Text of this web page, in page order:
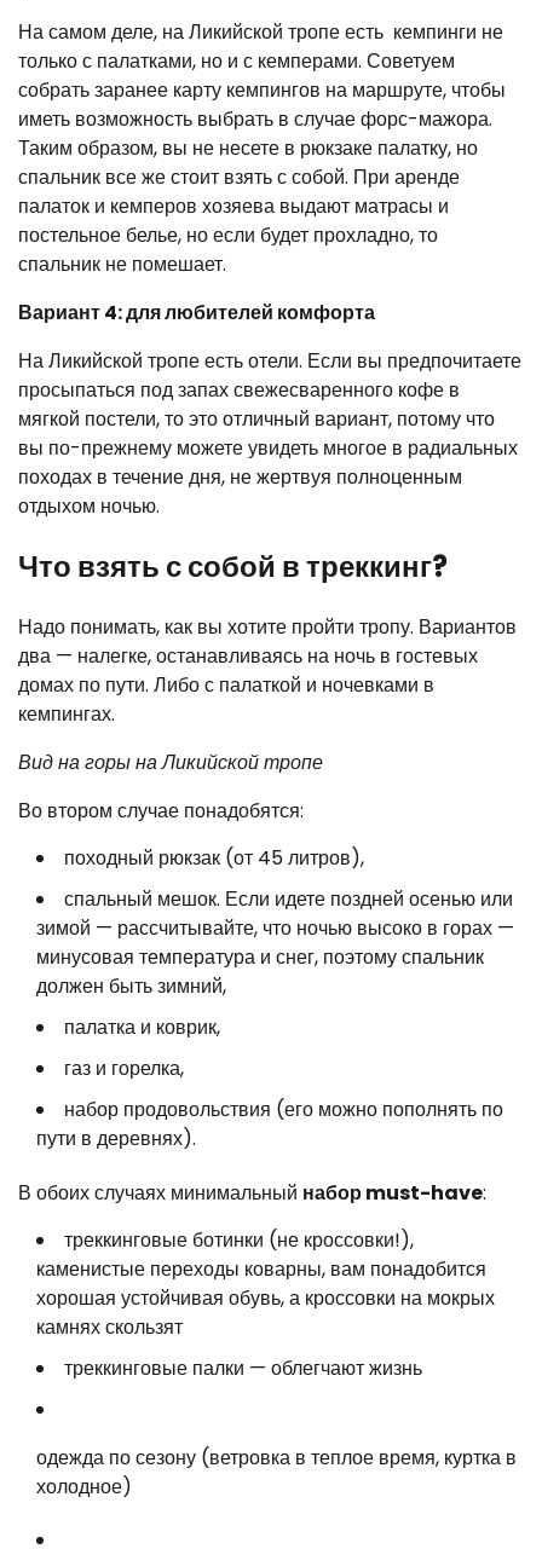
На самом деле, на Ликийской тропе есть кемпинги не
только с палатками, но и с кемперами. Советуем
собрать заранее карту кемпингов на маршруте, чтобы
иметь возможность выбрать в случае форс-мажора.
Таким образом, вы не несете в рюкзаке палатку, но
спальник все же стоит взять с собой. При аренде
палаток и кемперов хозяева выдают матрасы и
постельное белье, но если будет прохладно, то
спальник не помешает.
Вариант 4: для любителей комфорта
На Ликийской тропе есть отели. Если вы предпочитаете
просыпаться под запах свежесваренного кофе в
мягкой постели, то это отличный вариант, потому что
вы по-прежнему можете увидеть многое в радиальных
походах в течение дня, не жертвуя полноценным
отдыхом ночью.
Что взять с собой в треккинг?
Надо понимать, как вы хотите пройти тропу. Вариантов
два — налегке, останавливаясь на ночь в гостевых
домах по пути. Либо с палаткой и ночевками в
кемпингах.
Вид на горы на Ликийской тропе
Во втором случае понадобятся:
походный рюкзак (от 45 литров),
спальный мешок. Если идете поздней осенью или
зимой — рассчитывайте, что ночью высоко в горах —
минусовая температура и снег, поэтому спальник
должен быть зимний,
палатка и коврик,
газ и горелка,
набор продовольствия (его можно пополнять по
пути в деревнях).
В обоих случаях минимальный набор must-have:
треккинговые ботинки (не кроссовки!),
каменистые переходы коварны, вам понадобится
хорошая устойчивая обувь, а кроссовки на мокрых
камнях скользят
треккинговые палки — облегчают жизнь
одежда по сезону (ветровка в теплое время, куртка в
холодное)